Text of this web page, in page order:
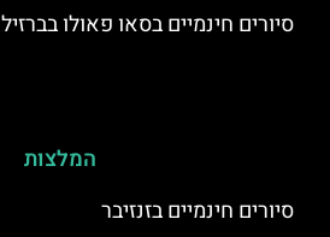
סיורים חינמיים בסאו פאולו בברזיל
המלצות
סיורים חינמיים בזנזיבר